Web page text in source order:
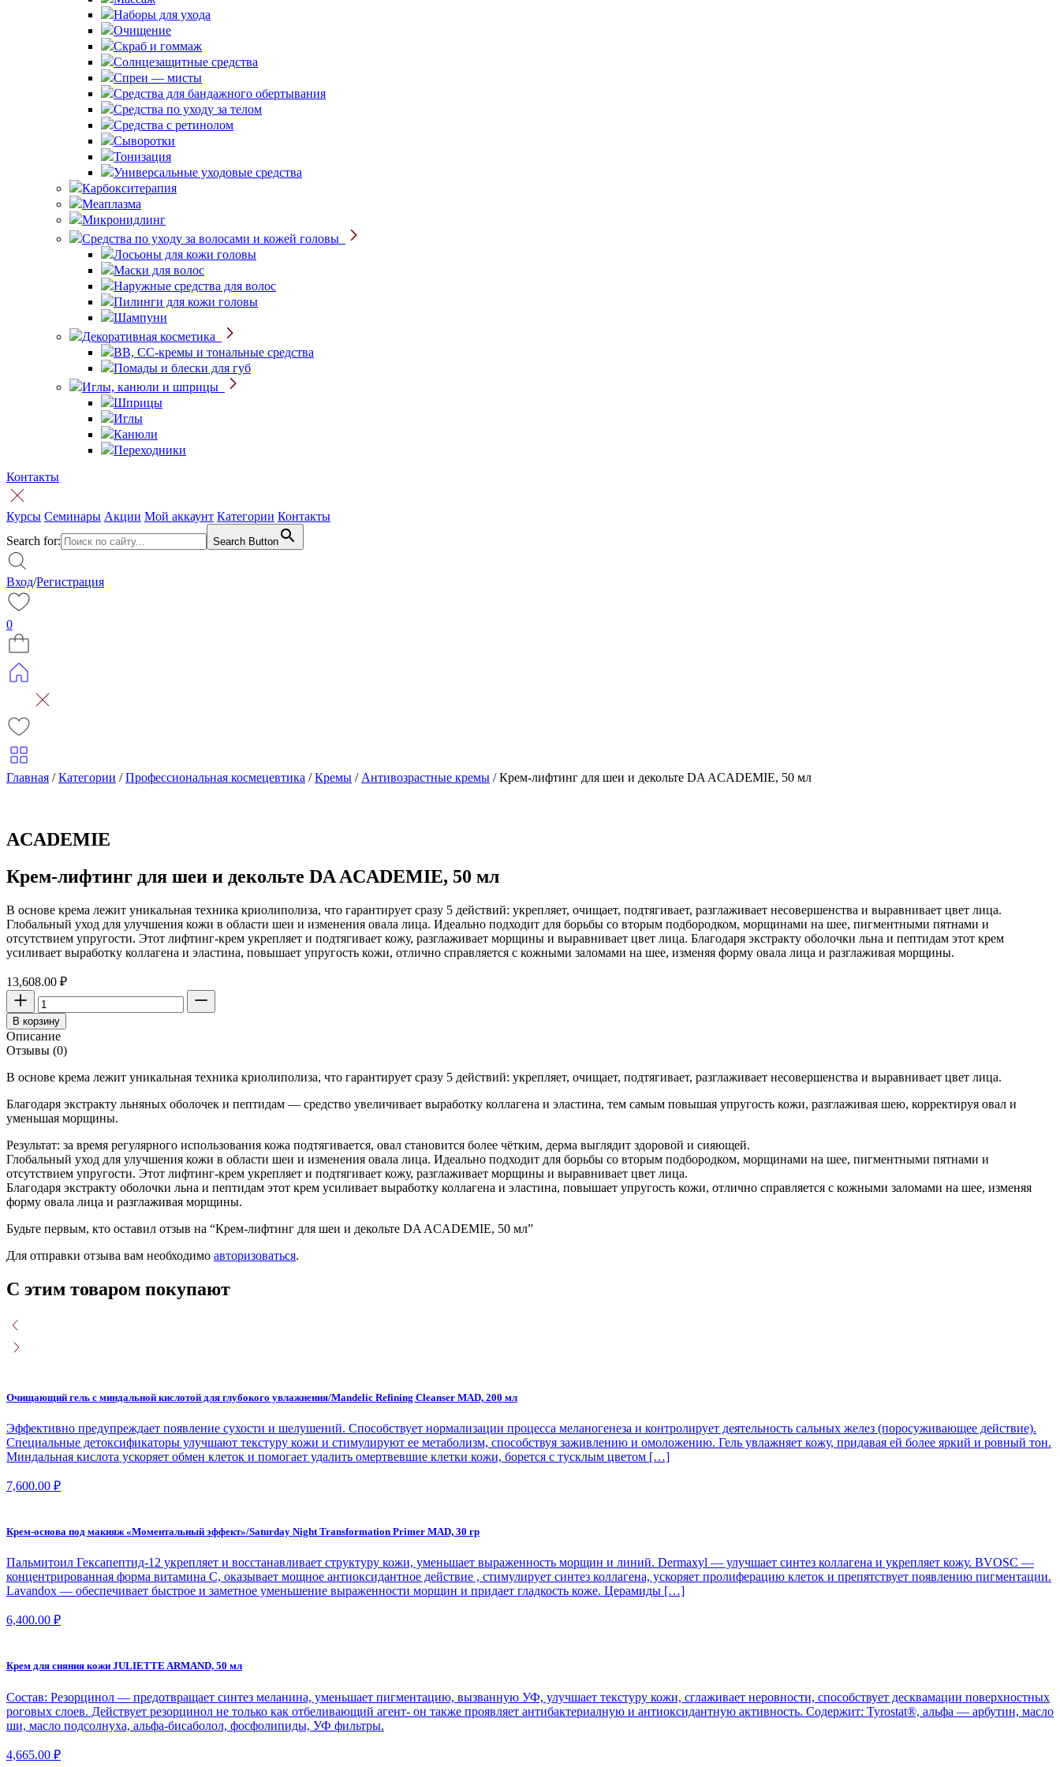
Наборы для ухода
Очищение
Скраб и гоммаж
Солнцезащитные средства
Спреи — мисты
Средства для бандажного обертывания
Средства по уходу за телом
Средства с ретинолом
Сыворотки
Тонизация
Универсальные уходовые средства
Карбокситерапия
Меаплазма
Микронидлинг
Средства по уходу за волосами и кожей головы
Лосьоны для кожи головы
Маски для волос
Наружные средства для волос
Пилинги для кожи головы
Шампуни
Декоративная косметика
BB, CC-кремы и тональные средства
Помады и блески для губ
Иглы, канюли и шприцы
Шприцы
Иглы
Канюли
Переходники
Контакты
Курсы Семинары Акции Мой аккаунт Категории Контакты
Search for:
Search Button
Вход/Регистрация
0
Главная /Категории /Профессиональная космецевтика /Кремы / Антивозрастные кремы /Крем-лифтинг для шеи и декольте DA ACADEMIE, 50 мл
ACADEMIE
Крем-лифтинг для шеи и декольте DA ACADEMIE, 50 мл
В основе крема лежит уникальная техника криолиполиза, что гарантирует сразу 5 действий: укрепляет, очищает, подтягивает, разглаживает несовершенства и выравнивает цвет лица.
Глобальный уход для улучшения кожи в области шеи и изменения овала лица. Идеально подходит для борьбы со вторым подбородком, морщинами на шее, пигментными пятнами и
отсутствием упругости. Этот лифтинг-крем укрепляет и подтягивает кожу, разглаживает морщины и выравнивает цвет лица. Благодаря экстракту оболочки льна и пептидам этот крем
усиливает выработку коллагена и эластина, повышает упругость кожи, отлично справляется с кожными заломами на шее, изменяя форму овала лица и разглаживая морщины.
13,608.00 ₽
Количество
товара
Крем-
лифтинг
для
и
DA
ACADEMIE,
мл
В корзину
Описание
Отзывы (0)
В основе крема лежит уникальная техника криолиполиза, что гарантирует сразу 5 действий: укрепляет, очищает, подтягивает, разглаживает несовершенства и выравнивает цвет лица.
Благодаря экстракту льняных оболочек и пептидам — средство увеличивает выработку коллагена и эластина, тем самым повышая упругость кожи, разглаживая шею, корректируя овал и
уменьшая морщины.
Результат: за время регулярного использования кожа подтягивается, овал становится более чётким, дерма выглядит здоровой и сияющей.
Глобальный уход для улучшения кожи в области шеи и изменения овала лица. Идеально подходит для борьбы со вторым подбородком, морщинами на шее, пигментными пятнами и
отсутствием упругости. Этот лифтинг-крем укрепляет и подтягивает кожу, разглаживает морщины и выравнивает цвет лица.
Благодаря экстракту оболочки льна и пептидам этот крем усиливает выработку коллагена и эластина, повышает упругость кожи, отлично справляется с кожными заломами на шее, изменяя
форму овала лица и разглаживая морщины.
Будьте первым, кто оставил отзыв на “Крем-лифтинг для шеи и декольте DA ACADEMIE, 50 мл”
Для отправки отзыва вам необходимо авторизоваться.
С этим товаром покупают
Очищающий гель с миндальной кислотой для глубокого увлажнения/Mandelic Refining Cleanser MAD, 200 мл
Эффективно предупреждает появление сухости и шелушений. Способствует нормализации процесса меланогенеза и контролирует деятельность сальных желез (поросуживающее действие).
Специальные детоксификаторы улучшают текстуру кожи и стимулируют ее метаболизм, способствуя заживлению и омоложению. Гель увлажняет кожу, придавая ей более яркий и ровный тон.
Миндальная кислота ускоряет обмен клеток и помогает удалить омертвевшие клетки кожи, борется с тусклым цветом […]
7,600.00 ₽
Крем-основа под макияж «Моментальный эффект»/Saturday Night Transformation Primer MAD, 30 гр
Пальмитоил Гексапептид-12 укрепляет и восстанавливает структуру кожи, уменьшает выраженность морщин и линий. Dermaxyl — улучшает синтез коллагена и укрепляет кожу. BVOSC —
концентрированная форма витамина С, оказывает мощное антиоксидантное действие , стимулирует синтез коллагена, ускоряет пролиферацию клеток и препятствует появлению пигментации.
Lavandox — обеспечивает быстрое и заметное уменьшение выраженности морщин и придает гладкость коже. Церамиды […]
6,400.00 ₽
Крем для сияния кожи JULIETTE ARMAND, 50 мл
Состав: Резорцинол — предотвращает синтез меланина, уменьшает пигментацию, вызванную УФ, улучшает текстуру кожи, сглаживает неровности, способствует десквамации поверхностных
роговых слоев. Действует резорцинол не только как отбеливающий агент- он также проявляет антибактериалную и антиоксидантную активность. Содержит: Tyrostat®, альфа — арбутин, масло
ши, масло подсолнуха, альфа-бисаболол, фосфолипиды, УФ фильтры.
4,665.00 ₽